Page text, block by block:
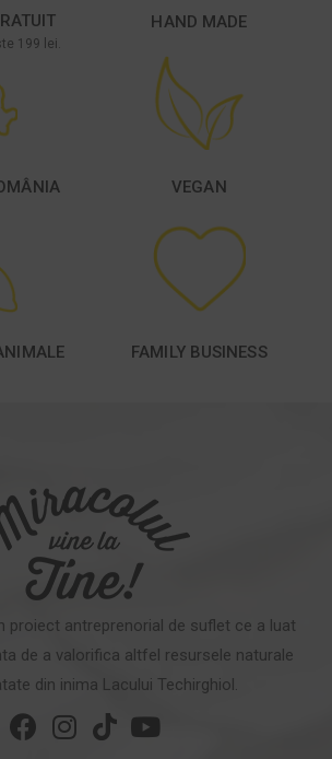
199 lei.
HAND MADE
VEGAN
FAMILY BUSINESS
proiect antreprenorial de suflet ce a luat
de a valorifica altfel resursele naturale
din inima Lacului Techirghiol.